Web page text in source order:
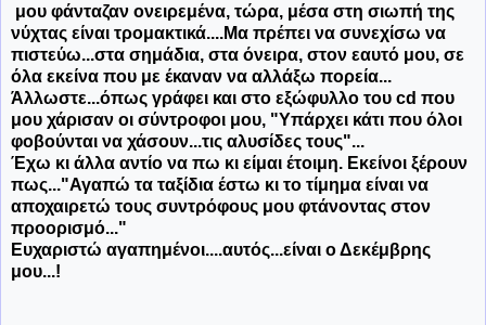
μου φάνταζαν ονειρεμένα, τώρα, μέσα στη σιωπή της
νύχτας είναι τρομακτικά....Μα πρέπει να συνεχίσω να
πιστεύω...στα σημάδια, στα όνειρα, στον εαυτό μου, σε
όλα εκείνα που με έκαναν να αλλάξω πορεία...
Άλλωστε...όπως γράφει και στο εξώφυλλο του cd που
μου χάρισαν οι σύντροφοι μου, "Υπάρχει κάτι που όλοι
φοβούνται να χάσουν...τις αλυσίδες τους"...
Έχω κι άλλα αντίο να πω κι είμαι έτοιμη. Εκείνοι ξέρουν
πως..."Αγαπώ τα ταξίδια έστω κι το τίμημα είναι να
αποχαιρετώ τους συντρόφους μου φτάνοντας στον
προορισμό..."
Ευχαριστώ αγαπημένοι....αυτός...είναι ο Δεκέμβρης
μου...!